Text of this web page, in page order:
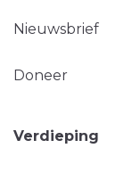
Nieuwsbrief
Doneer
Verdieping